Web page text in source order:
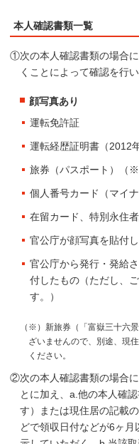
本人確認書類一覧
①次の本人確認書類の場合
くことによって確認を行い
顔写真あり
運転免許証
運転経歴証明書（2012
旅券（パスポート）（※
個人番号カード（マイナ
在留カード、特別永住
官公庁が顔写真を貼付
官公庁から発行・発給
付したもの（ただし、
す。）
（※）新旅券（「富嶽三十六
ざいませんので、別途、現
ください。
②次の本人確認書類の場合
とに加え、a.他の本人確
す）または現住居の記載
どで領収日付などが6ヶ